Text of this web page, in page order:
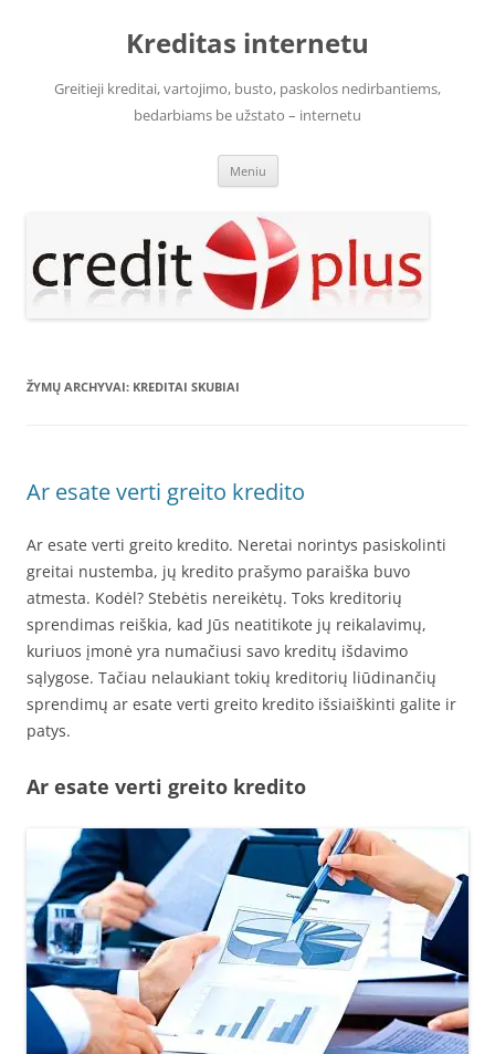
Kreditas internetu
Greitieji kreditai, vartojimo, busto, paskolos nedirbantiems,
bedarbiams be užstato – internetu
Meniu
ŽYMŲ ARCHYVAI: KREDITAI SKUBIAI
Ar esate verti greito kredito
Ar esate verti greito kredito. Neretai norintys pasiskolinti
greitai nustemba, jų kredito prašymo paraiška buvo
atmesta. Kodėl? Stebėtis nereikėtų. Toks kreditorių
sprendimas reiškia, kad Jūs neatitikote jų reikalavimų,
kuriuos įmonė yra numačiusi savo kreditų išdavimo
sąlygose. Tačiau nelaukiant tokių kreditorių liūdinančių
sprendimų ar esate verti greito kredito išsiaiškinti galite ir
patys.
Ar esate verti greito kredito